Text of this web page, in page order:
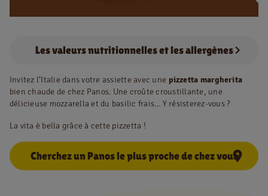
NL FR
Privacy policy
Cookie policy
Les valeurs nutritionnelles et les allergènes
Invitez l’Italie dans votre assiette avec une pizzetta margherita
bien chaude de chez Panos. Une croûte croustillante, une
délicieuse mozzarella et du basilic frais… Y résisterez-vous ?
La vita è bella grâce à cette pizzetta !
Cherchez un Panos le plus proche de chez vous